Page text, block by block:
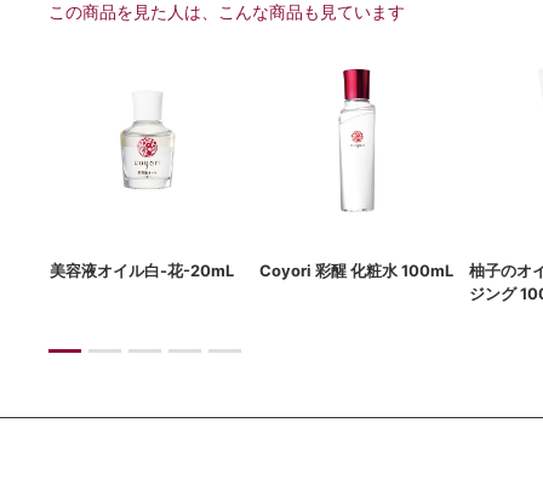
この商品を見た人は、こんな商品も見ています
美容液オイル白-花-20mL Coyori 彩醒 化粧水 100mL
柚子のオ
ジング